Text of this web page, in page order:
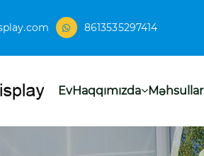
8613535297414
EvHaqqımızda Məhsullar